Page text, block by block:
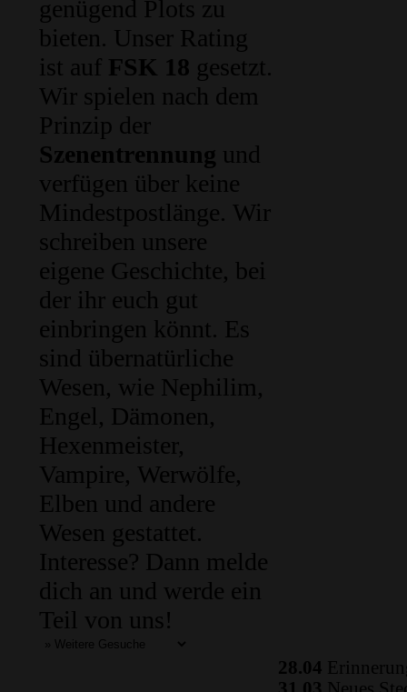
genügend Plots zu
bieten. Unser Rating
ist auf FSK 18 gesetzt.
Wir spielen nach dem
Prinzip der
Szenentrennung und
verfügen über keine
Mindestpostlänge. Wir
schreiben unsere
eigene Geschichte, bei
der ihr euch gut
einbringen könnt. Es
sind übernatürliche
Wesen, wie Nephilim,
Engel, Dämonen,
Hexenmeister,
Vampire, Werwölfe,
Elben und andere
Wesen gestattet.
Interesse? Dann melde
dich an und werde ein
Teil von uns!
28.04